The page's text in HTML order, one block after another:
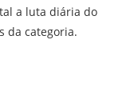
a luta diária do
da categoria.